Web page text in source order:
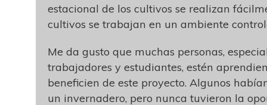
estacional de los cultivos se realizan
cultivos se trabajan en un ambiente
Me da gusto que muchas personas,
trabajadores y estudiantes, estén
beneficien de este proyecto. Algunos
un invernadero, pero nunca tuvieron la